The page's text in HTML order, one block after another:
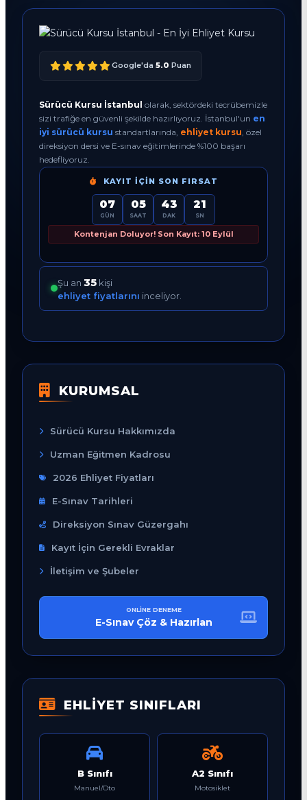
Google'da 5.0 Puan
Sürücü Kursu İstanbul olarak, sektördeki tecrübemizle
sizi trafiğe en güvenli şekilde hazırlıyoruz. İstanbul'un en
iyi sürücü kursu standartlarında, ehliyet kursu , özel
direksiyon dersi ve E-sınav eğitimlerinde %100 başarı
hedefliyoruz.
KAYIT İÇIN SON FIRSAT
07
GÜN
05
SAAT
43
DAK
20
SN
Kontenjan Doluyor! Son Kayıt: 10 Eylül
Şu an 37 kişi
ehliyet fiyatlarını inceliyor.
KURUMSAL
Sürücü Kursu Hakkımızda
Uzman Eğitmen Kadrosu
2026 Ehliyet Fiyatları
E-Sınav Tarihleri
Direksiyon Sınav Güzergahı
Kayıt İçin Gerekli Evraklar
İletişim ve Şubeler
ONLINE DENEME
E-Sınav Çöz & Hazırlan
EHLİYET SINIFLARI
B Sınıfı
Manuel/Oto
A2 Sınıfı
Motosiklet